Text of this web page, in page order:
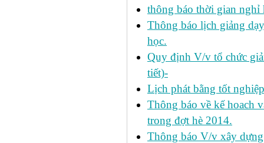
thông báo thời gian
Thông báo lịch giảng
học.
Quy định V/v tổ chức
tiết)-
Lịch phát bằng tốt
Thông báo về kế hoach
trong đợt hè 2014.
Thông báo V/v xây